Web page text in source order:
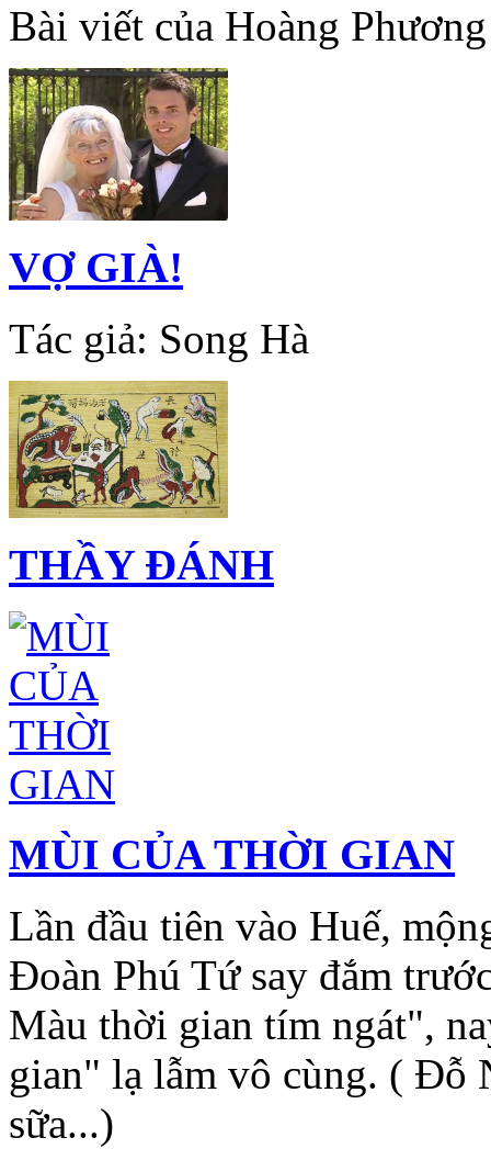
Bài viết của Hoàng
VỢ GIÀ!
Tác giả: Song Hà
THẦY ĐÁNH
MÙI CỦA THỜI GIAN
Lần đầu tiên vào Huế,
Đoàn Phú Tứ say đắm
Màu thời gian tím ngát",
gian" lạ lẫm vô cùng. ( Đỗ
sữa...)